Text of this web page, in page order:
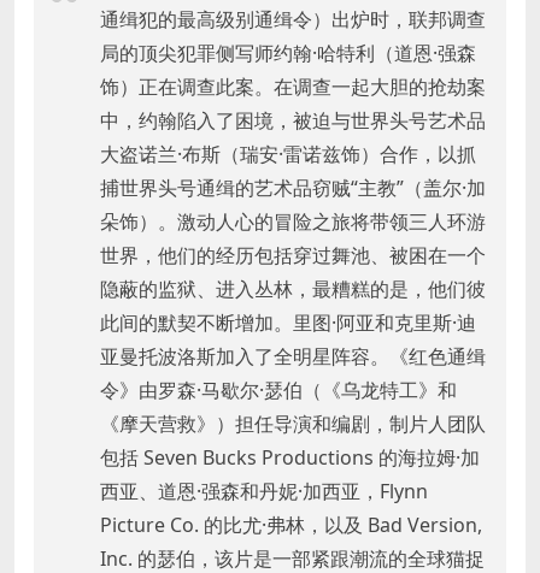
通缉犯的最高级别通缉令）出炉时，联邦调查
局的顶尖犯罪侧写师约翰·哈特利（道恩·强森
饰）正在调查此案。在调查一起大胆的抢劫案
中，约翰陷入了困境，被迫与世界头号艺术品
大盗诺兰·布斯（瑞安·雷诺兹饰）合作，以抓
捕世界头号通缉的艺术品窃贼“主教”（盖尔·加
朵饰）。激动人心的冒险之旅将带领三人环游
世界，他们的经历包括穿过舞池、被困在一个
隐蔽的监狱、进入丛林，最糟糕的是，他们彼
此间的默契不断增加。里图·阿亚和克里斯·迪
亚曼托波洛斯加入了全明星阵容。《红色通缉
令》由罗森·马歇尔·瑟伯（《乌龙特工》和
《摩天营救》）担任导演和编剧，制片人团队
包括 Seven Bucks Productions 的海拉姆·加
西亚、道恩·强森和丹妮·加西亚，Flynn
Picture Co. 的比尤·弗林，以及 Bad Version,
Inc. 的瑟伯，该片是一部紧跟潮流的全球猫捉